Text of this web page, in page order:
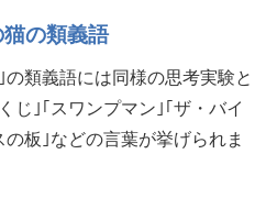
の類義語
の類義語には同様の思考実験と
じ｣｢スワンプマン｣｢ザ・バイ
板｣などの言葉が挙げられま